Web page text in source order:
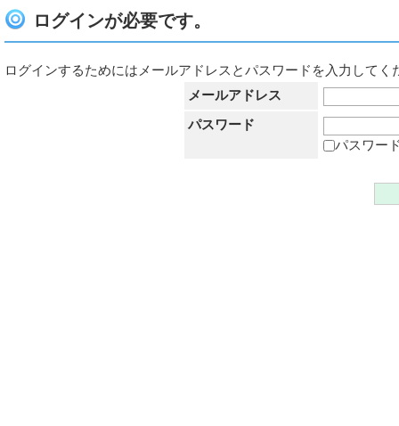
ログインが必要です。
ログインするためにはメールアドレスとパスワードを入力してく
メールアドレス
パスワード
パスワー